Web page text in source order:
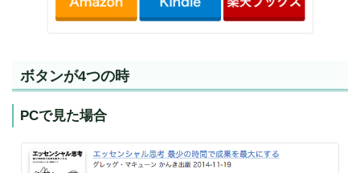
ボタンが4つの時
PCで見た場合